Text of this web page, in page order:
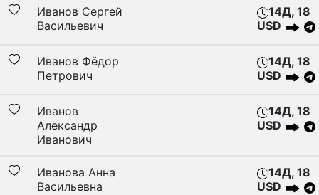
Иванов Сергей
Васильевич
14Д, 18
USD
Иванов Фёдор
Петрович
14Д, 18
USD
Иванов
Александр
Иванович
14Д, 18
USD
Иванова Анна
Васильевна
14Д, 18
USD